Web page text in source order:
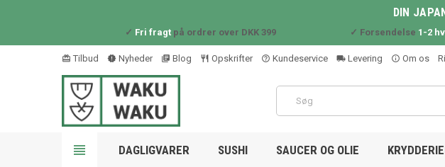
DIN
✓ Fri fragtpå ordrer over DKK 399 ✓ Forsendelse 1-2
card_giftcard Tilbud new_releases Nyheder library_books Blog restaurant_outline
Opskrifter help_outline Kundeservice local_shipping Levering info_outline Om os
 DAGLIGVARER SUSHI SAUCER OG OLIE